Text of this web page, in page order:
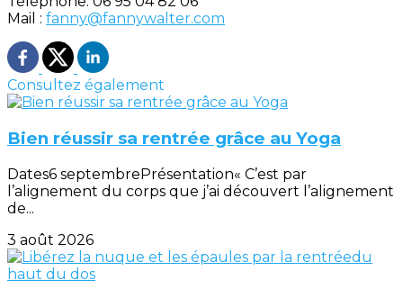
Mail : fanny@fannywalter.com
Consultez également
Bien réussir sa rentrée grâce au Yoga
Dates6 septembrePrésentation« C’est par
l’alignement du corps que j’ai découvert l’alignement
de...
3 août 2026